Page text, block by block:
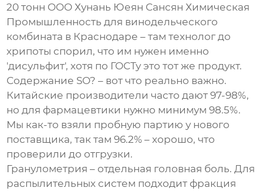
20 тонн OOO Хунань Юеян Сансян Химическая
Промышленность для винодельческого
комбината в Краснодаре – там технолог до
хрипоты спорил, что им нужен именно
'дисульфит', хотя по ГОСТу это тот же продукт.
Содержание SO? – вот что реально важно.
Китайские производители часто дают 97-98%,
но для фармацевтики нужно минимум 98.5%.
Мы как-то взяли пробную партию у нового
поставщика, так там 96.2% – хорошо, что
проверили до отгрузки.
Гранулометрия – отдельная головная боль. Для
распылительных систем подходит фракция